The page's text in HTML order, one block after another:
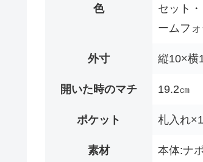
色
セット
ームフ
外寸 縦10×横
開いた時のマチ 19.2㎝
ポケット 札入れ
素材 本体:ナ